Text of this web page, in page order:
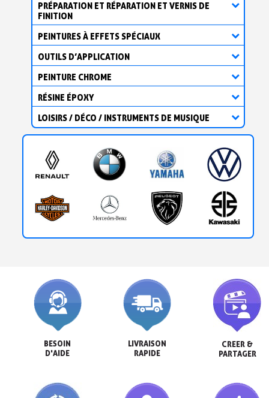
PRÉPARATION ET RÉPARATION ET VERNIS DE
FINITION
PEINTURES À EFFETS SPÉCIAUX
OUTILS D’APPLICATION
PEINTURE CHROME
RÉSINE ÉPOXY
LOISIRS / DÉCO / INSTRUMENTS DE MUSIQUE
BESOIN
D'AIDE
LIVRAISON
RAPIDE
CREER &
PARTAGER